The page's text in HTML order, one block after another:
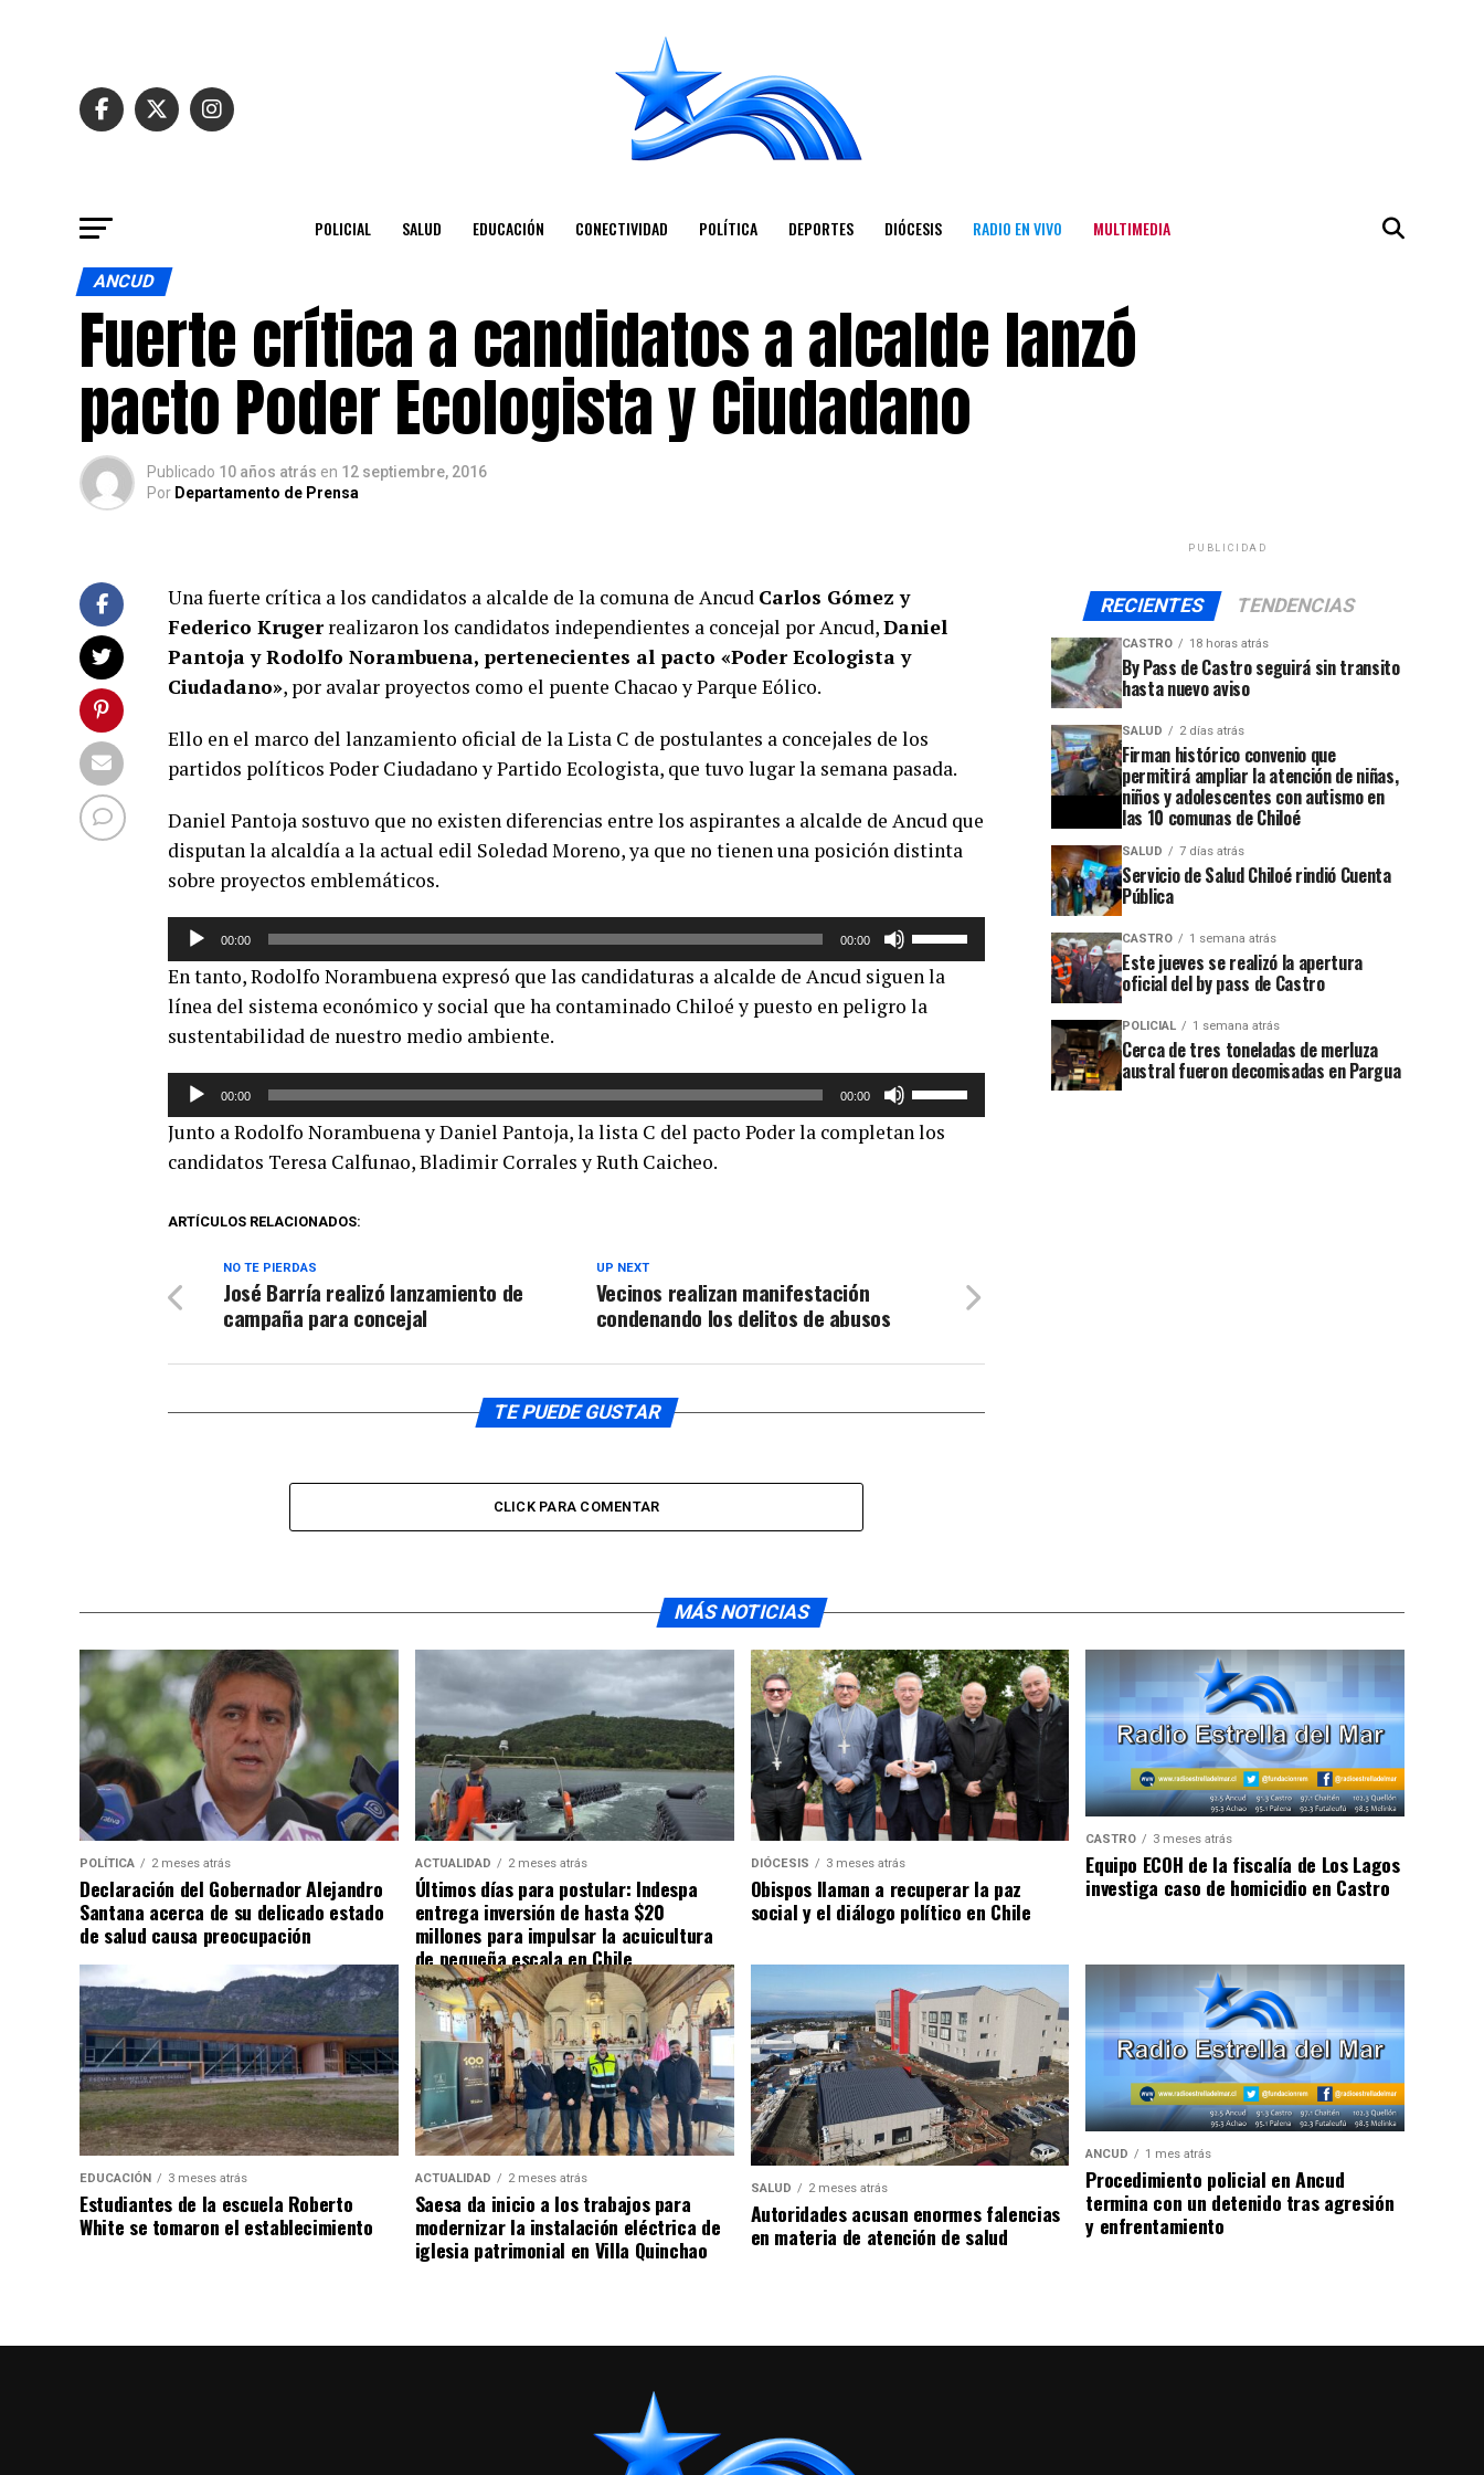
POLICIAL SALUD EDUCACIÓN CONECTIVIDAD POLÍTICA DEPORTES DIÓCESIS RADIO EN VIVO MULTIMEDIA
ANCUD
Fuerte crítica a candidatos a alcalde lanzó
pacto Poder Ecologista y Ciudadano
Publicado 10 años atrás en 12 septiembre, 2016
Por Departamento de Prensa
Una fuerte crítica a los candidatos a alcalde de la comuna de Ancud Carlos Gómez y
Federico Krugerrealizaron los candidatos independientes a concejal por Ancud,Daniel
Pantoja y Rodolfo Norambuena, pertenecientes al pacto «Poder Ecologista y
Ciudadano», por avalar proyectos como el puente Chacao y Parque Eólico.
Ello en el marco del lanzamiento oficial de la Lista C de postulantes a concejales de los
partidos políticos Poder Ciudadano y Partido Ecologista, que tuvo lugar la semana pasada.
Daniel Pantoja sostuvo que no existen diferencias entre los aspirantes a alcalde de Ancud que
disputan la alcaldía a la actual edil Soledad Moreno, ya que no tienen una posición distinta
sobre proyectos emblemáticos.
Reproductor
audio
00:00 00:00
teclas
de
para
aumentar
o
En tanto, Rodolfo Norambuena expresó que las candidaturas a alcalde de Ancud siguen la
línea del sistema económico y social que ha contaminado Chiloé y puesto en peligro la
sustentabilidad de nuestro medio ambiente.
Reproductor
audio
00:00 00:00
teclas
Junto a Rodolfo Norambuena y Daniel Pantoja, la lista C del pacto Poder la completan los
candidatos Teresa Calfunao, Bladimir Corrales y Ruth Caicheo.
ARTÍCULOS RELACIONADOS:
UP NEXT
Vecinos realizan manifestación
condenando los delitos de abusos
NO TE PIERDAS
José Barría realizó lanzamiento de
campaña para concejal
TE PUEDE GUSTAR
CLICK PARA COMENTAR
PUBLICIDAD
RECIENTES TENDENCIAS
CASTRO 18 horas atrás
By Pass de Castro seguirá sin transito
hasta nuevo aviso
SALUD 2 días atrás
Firman histórico convenio que
permitirá ampliar la atención de niñas,
niños y adolescentes con autismo en
las 10 comunas de Chiloé
SALUD 7 días atrás
Servicio de Salud Chiloé rindió Cuenta
Pública
CASTRO 1 semana atrás
Este jueves se realizó la apertura
oficial del by pass de Castro
POLICIAL 1 semana atrás
Cerca de tres toneladas de merluza
austral fueron decomisadas en Pargua
MÁS NOTICIAS
POLÍTICA 2 meses atrás
Declaración del Gobernador Alejandro
Santana acerca de su delicado estado
de salud causa preocupación
ACTUALIDAD 2 meses atrás
Últimos días para postular: Indespa
entrega inversión de hasta $20
millones para impulsar la acuicultura
de pequeña escala en Chile
DIÓCESIS 3 meses atrás
Obispos llaman a recuperar la paz
social y el diálogo político en Chile
CASTRO 3 meses atrás
Equipo ECOH de la fiscalía de Los Lagos
investiga caso de homicidio en Castro
EDUCACIÓN 3 meses atrás
Estudiantes de la escuela Roberto
White se tomaron el establecimiento
ACTUALIDAD 2 meses atrás
Saesa da inicio a los trabajos para
modernizar la instalación eléctrica de
iglesia patrimonial en Villa Quinchao
SALUD 2 meses atrás
Autoridades acusan enormes falencias
en materia de atención de salud
ANCUD 1 mes atrás
Procedimiento policial en Ancud
termina con un detenido tras agresión
y enfrentamiento